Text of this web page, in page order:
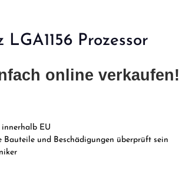
Prozessor
online verkaufen!
EU
und Beschädigungen überprüft sein